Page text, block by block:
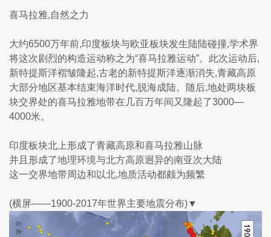
喜马拉雅,自然之力
大约6500万年前,印度板块与欧亚板块发生陆陆碰撞,学术界
将这次剧烈的构造运动称之为“喜马拉雅运动”。此次运动后,
新特提斯洋褶皱隆起,古老的新特提斯洋逐渐消失,青藏高原
大部分地区基本结束海洋时代,脱海成陆。随后,地处两块板
块交界处的喜马拉雅地带在几百万年间又隆起了3000—
4000米。
印度板块北上形成了青藏高原和喜马拉雅山脉
并且形成了地理环境与北方高原迥异的南亚次大陆
这一交界地带周边和以北,地质活动都颇为频繁
(横屏——1900-2017年世界主要地震分布)▼